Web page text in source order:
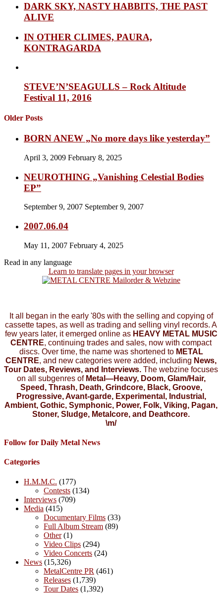
DARK SKY, NASTY HABBITS, THE PAST
ALIVE
IN OTHER CLIMES, PAURA,
KONTRAGARDA
STEVE’N’SEAGULLS – Rock Altitude
Festival 11, 2016
Older Posts
BORN ANEW „No more days like yesterday”
April 3, 2009 February 8, 2025
NEUROTHING „Vanishing Celestial Bodies
EP”
September 9, 2007 September 9, 2007
2007.06.04
May 11, 2007 February 4, 2025
Read in any language
Learn to translate pages in your browser
It all began in the early '80s with the selling and copying of
cassette tapes, as well as trading and selling vinyl records. A
few years later, it emerged online as HEAVY METAL MUSIC
CENTRE, continuing trades and sales, now with compact
discs. Over time, the name was shortened to METAL
CENTRE, and new categories were added, including News,
Tour Dates, Reviews, and Interviews. The webzine focuses
on all subgenres of Metal—Heavy, Doom, Glam/Hair,
Speed, Thrash, Death, Grindcore, Black, Groove,
Progressive, Avant-garde, Experimental, Industrial,
Ambient, Gothic, Symphonic, Power, Folk, Viking, Pagan,
Stoner, Sludge, Metalcore, and Deathcore.
\m/
Follow for Daily Metal News
Categories
H.M.M.C. (177)
Contests (134)
Interviews (709)
Media (415)
Documentary Films (33)
Full Album Stream (89)
Other(1)
Video Clips (294)
Video Concerts (24)
News (15,326)
MetalCentre PR (461)
Releases (1,739)
Tour Dates (1,392)